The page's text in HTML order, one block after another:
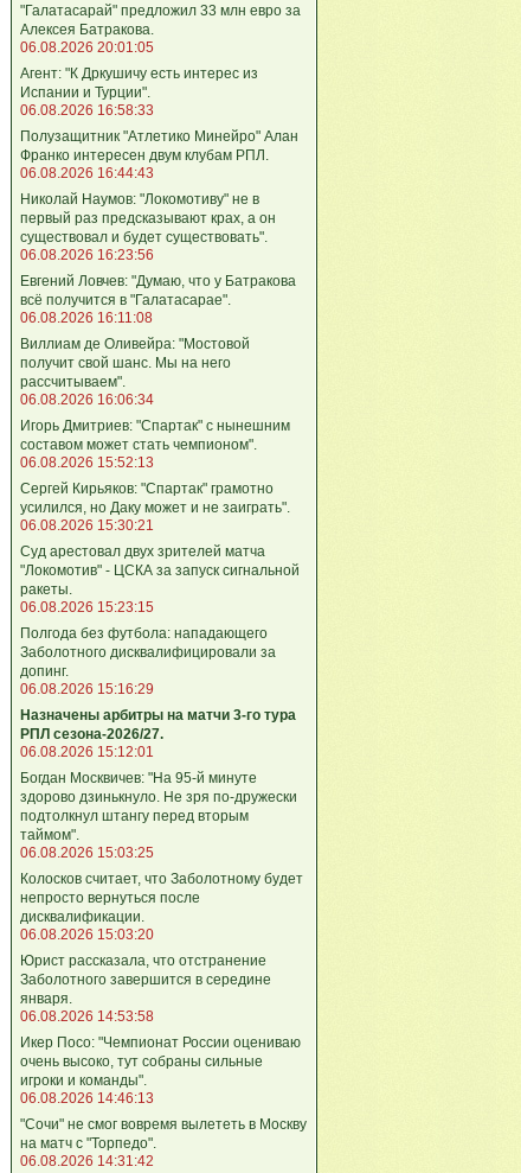
"Галатасарай" предложил 33 млн евро за
Алексея Батракова.
06.08.2026 20:01:05
Агент: "К Дркушичу есть интерес из
Испании и Турции".
06.08.2026 16:58:33
Полузащитник "Атлетико Минейро" Алан
Франко интересен двум клубам РПЛ.
06.08.2026 16:44:43
Николай Наумов: "Локомотиву" не в
первый раз предсказывают крах, а он
существовал и будет существовать".
06.08.2026 16:23:56
Евгений Ловчев: "Думаю, что у Батракова
всё получится в "Галатасарае".
06.08.2026 16:11:08
Виллиам де Оливейра: "Мостовой
получит свой шанс. Мы на него
рассчитываем".
06.08.2026 16:06:34
Игорь Дмитриев: "Спартак" с нынешним
составом может стать чемпионом".
06.08.2026 15:52:13
Сергей Кирьяков: "Спартак" грамотно
усилился, но Даку может и не заиграть".
06.08.2026 15:30:21
Суд арестовал двух зрителей матча
"Локомотив" - ЦСКА за запуск сигнальной
ракеты.
06.08.2026 15:23:15
Полгода без футбола: нападающего
Заболотного дисквалифицировали за
допинг.
06.08.2026 15:16:29
Назначены арбитры на матчи 3-го тура
РПЛ сезона-2026/27.
06.08.2026 15:12:01
Богдан Москвичев: "На 95‑й минуте
здорово дзинькнуло. Не зря по‑дружески
подтолкнул штангу перед вторым
таймом".
06.08.2026 15:03:25
Колосков считает, что Заболотному будет
непросто вернуться после
дисквалификации.
06.08.2026 15:03:20
Юрист рассказала, что отстранение
Заболотного завершится в середине
января.
06.08.2026 14:53:58
Икер Посо: "Чемпионат России оцениваю
очень высоко, тут собраны сильные
игроки и команды".
06.08.2026 14:46:13
"Сочи" не смог вовремя вылететь в Москву
на матч с "Торпедо".
06.08.2026 14:31:42